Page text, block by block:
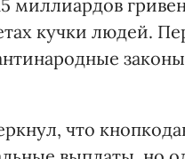
миллиардов
кучки людей.
что